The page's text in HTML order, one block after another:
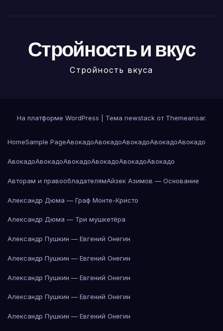
Стройность и вкус
Стройность вкуса
На платформе WordPress Тема newstack от Themeansar.
HomeSample PageАвокадоАвокадоАвокадоАвокадоАвокадо
АвокадоАвокадоАвокадоАвокадоАвокадоАвокадо
Авторам и правообладателямАйзек Азимов — Основание
Александр Дюма — Граф Монте-Кристо
Александр Дюма — Три мушкетёра
Александр Пушкин — Евгений Онегин
Александр Пушкин — Евгений Онегин
Александр Пушкин — Евгений Онегин
Александр Пушкин — Евгений Онегин
Александр Пушкин — Евгений Онегин